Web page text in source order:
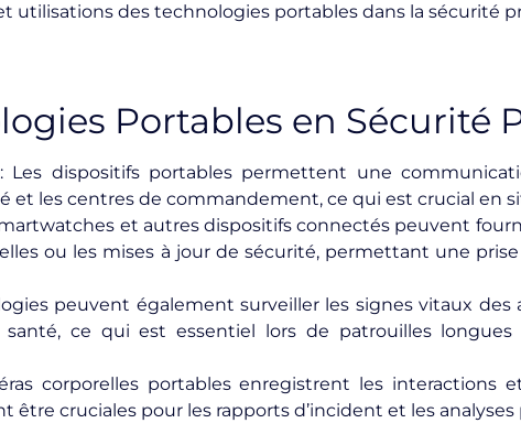
utilisations des technologies portables dans la sécurité
Portables en Sécurité
: Les dispositifs portables permettent une
et les centres de commandement, ce qui est crucial en
et autres dispositifs connectés peuvent
ou les mises à jour de sécurité, permettant une
peuvent également surveiller les signes vitaux des
ce qui est essentiel lors de patrouilles
corporelles portables enregistrent les interactions
être cruciales pour les rapports d’incident et les